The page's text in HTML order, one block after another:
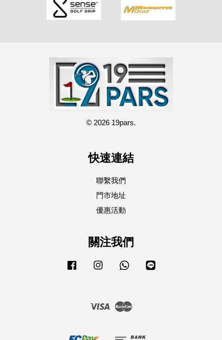
© 2026 19pars.
快速連結
聯繫我們
門市地址
優惠活動
關注我們
Facebook Instagram Whatsapp
Visa